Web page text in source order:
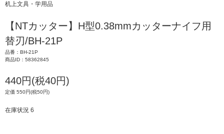
机上文具・学用品
【NTカッター】H型0.38mmカッターナイフ用
替刃/BH-21P
品番：BH-21P
商品ID：58362845
440円(税40円)
定価 550円(税50円)
在庫状況 6